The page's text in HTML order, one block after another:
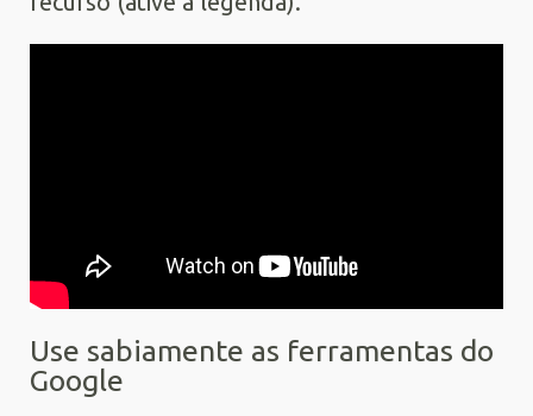
Use sabiamente as ferramentas do
Google